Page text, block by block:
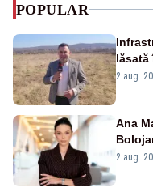
POPULAR
lăsată
2 aug.
Ana
2 aug.